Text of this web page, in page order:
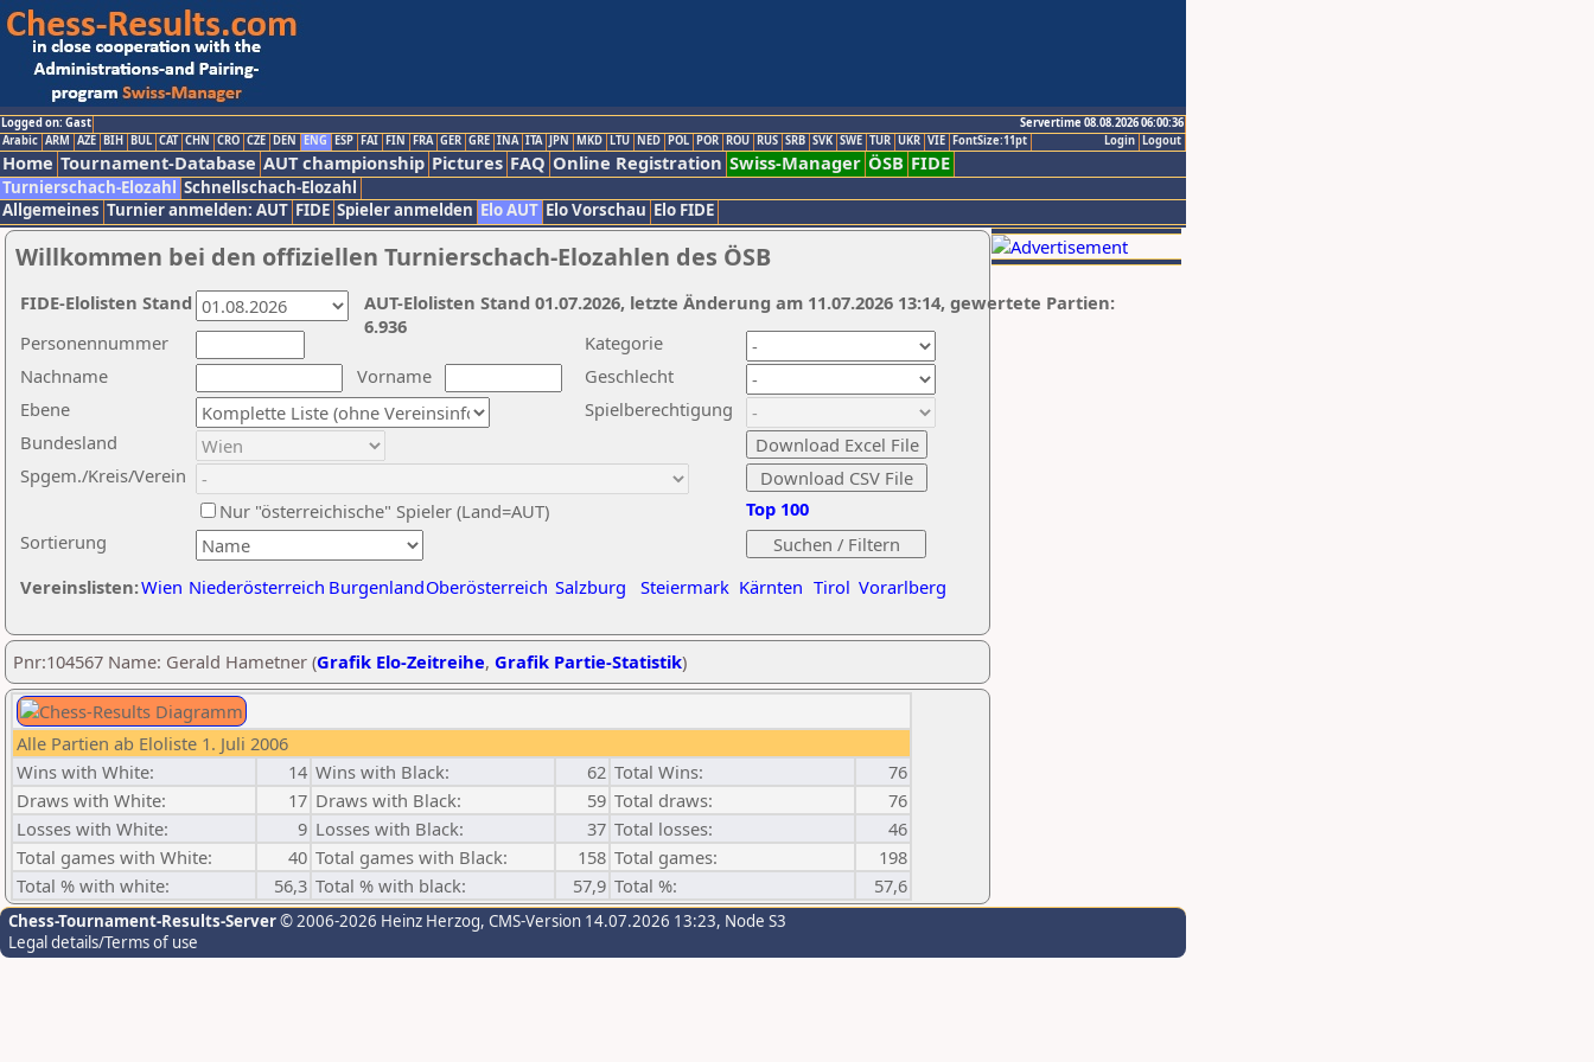
Logged on: Gast
Servertime 08.08.2026 06:00:36
Logout
Login
Arabic ARM AZE BIH BUL CAT CHN CRO CZE DEN ENG ESP FAI FIN FRA GER GRE INA ITA JPN MKD LTU NED POL POR ROU RUS SRB SVK SWE TUR UKR VIE FontSize:11pt
Home Tournament-Database AUT championship Pictures FAQ Online Registration Swiss-Manager ÖSB FIDE
Turnierschach-Elozahl Schnellschach-Elozahl
Allgemeines Turnier anmelden: AUT FIDE Spieler anmelden Elo AUT Elo Vorschau Elo FIDE
Willkommen bei den offiziellen Turnierschach-Elozahlen des ÖSB
Nachname
Vorname
Ebene
Kategorie
Sortierung
Personennummer
Bundesland
Spgem./Kreis/Verein
Geschlecht
Nur "österreichische" Spieler (Land=AUT)
Spielberechtigung
Vereinslisten:Wien Niederösterreich BurgenlandOberösterreich Salzburg Steiermark Kärnten Tirol Vorarlberg
Top 100
AUT-Elolisten Stand 01.07.2026, letzte Änderung am 11.07.2026 13:14, gewertete Partien:
6.936
FIDE-Elolisten Stand
Pnr:104567 Name: Gerald Hametner (Grafik Elo-Zeitreihe, Grafik Partie-Statistik)
Alle Partien ab Eloliste 1. Juli 2006
Wins with White:
14 Wins with Black: 62 Total Wins:
76
Draws with White:
17 Draws with Black: 59 Total draws:
76
Losses with White:
9 Losses with Black: 37 Total losses:
46
Total games with White:
40 Total games with Black: 158 Total games:
198
Total % with white:
56,3 Total % with black: 57,9 Total %: 57,6
Chess-Tournament-Results-Server© 2006-2026 Heinz Herzog, CMS-Version 14.07.2026 13:23, Node S3
Legal details/Terms of use